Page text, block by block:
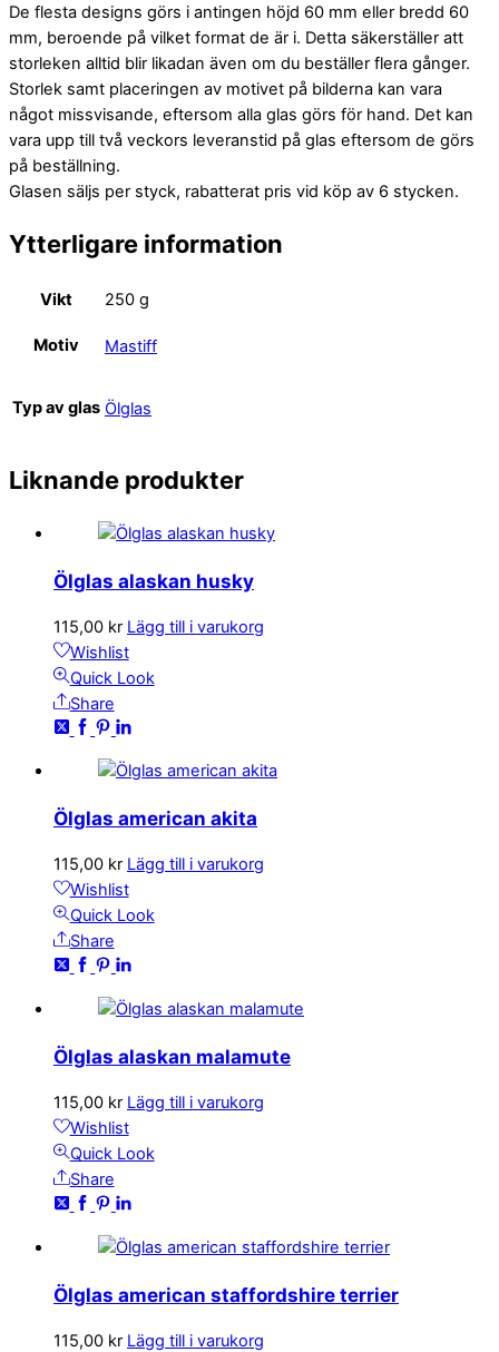
De flesta designs görs i antingen höjd 60 mm eller bredd 60
mm, beroende på vilket format de är i. Detta säkerställer att
storleken alltid blir likadan även om du beställer flera gånger.
Storlek samt placeringen av motivet på bilderna kan vara
något missvisande, eftersom alla glas görs för hand. Det kan
vara upp till två veckors leveranstid på glas eftersom de görs
på beställning.
Glasen säljs per styck, rabatterat pris vid köp av 6 stycken.
Ytterligare information
Vikt 250 g
Motiv Mastiff
Typ av glas Ölglas
Liknande produkter
Ölglas alaskan husky
115,00 kr Lägg till i varukorg
Wishlist
Quick Look
Share
Ölglas american akita
115,00 kr Lägg till i varukorg
Wishlist
Quick Look
Share
Ölglas alaskan malamute
115,00 kr Lägg till i varukorg
Wishlist
Quick Look
Share
Ölglas american staffordshire terrier
115,00 kr Lägg till i varukorg